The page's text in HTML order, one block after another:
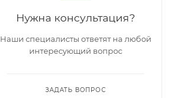
Нужна консультация?
Наши специалисты ответят на любой
интересующий вопрос
ЗАДАТЬ ВОПРОС